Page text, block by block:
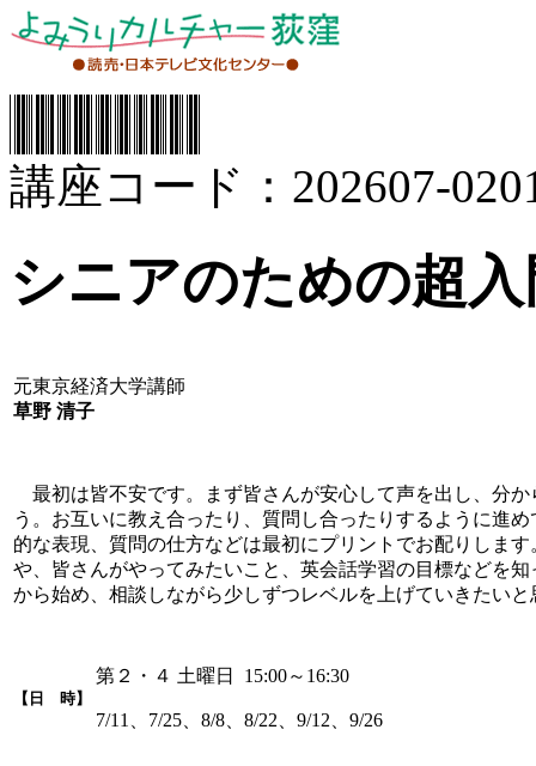
講座コード：202607-
シニアのための超
元東京経済大学講師
草野 清子
最初は皆不安です。まず皆さんが安心して声を出し、分
う。お互いに教え合ったり、質問し合ったりするように進
的な表現、質問の仕方などは最初にプリントでお配りしま
や、皆さんがやってみたいこと、英会話学習の目標などを
から始め、相談しながら少しずつレベルを上げていきたい
【日 時】
第２・４ 土曜日 15:00～16:30
7/11、7/25、8/8、8/22、9/12、9/26